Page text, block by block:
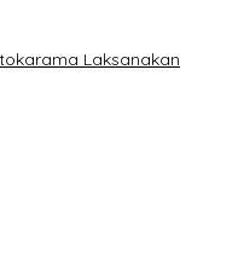
Laksanakan